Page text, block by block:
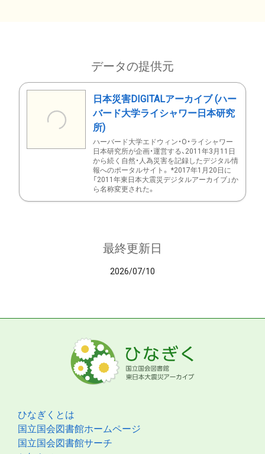
データの提供元
日本災害DIGITALアーカイブ (ハー
バード大学ライシャワー日本研究
所)
ハーバード大学エドウィン・O・ライシャワー
日本研究所が企画・運営する、2011年3月11日
から続く自然・人為災害を記録したデジタル情
報へのポータルサイト。 *2017年1月20日に
「2011年東日本大震災デジタルアーカイブ」か
ら名称変更された。
最終更新日
2026/07/10
ひなぎくとは
国立国会図書館ホームページ
国立国会図書館サーチ